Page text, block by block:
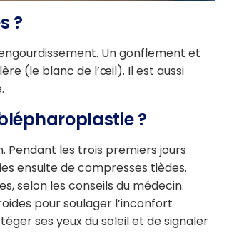
?
Un gonflement et
(le blanc de l’œil). Il est aussi
?
les trois premiers jours
ensuite de compresses tièdes.
selon les conseils du médecin.
pour soulager l’inconfort
ses yeux du soleil et de signaler